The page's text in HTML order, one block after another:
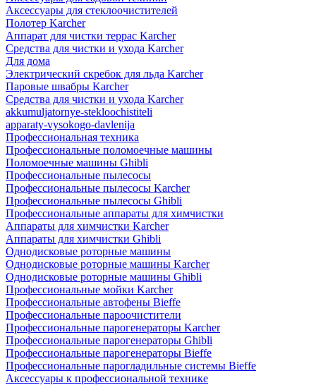
Аксессуары для стеклоочистителей
Полотер Karcher
Аппарат для чистки террас Karcher
Средства для чистки и ухода Karcher
Для дома
Электрический скребок для льда Karcher
Паровые швабры Karcher
Средства для чистки и ухода Karcher
akkumuljatornye-stekloochistiteli
apparaty-vysokogo-davlenija
Профессиональная техника
Профессиональные поломоечные машины
Поломоечные машины Ghibli
Профессиональные пылесосы
Профессиональные пылесосы Karcher
Профессиональные пылесосы Ghibli
Профессиональные аппараты для химчистки
Аппараты для химчистки Karcher
Аппараты для химчистки Ghibli
Однодисковые роторные машины
Однодисковые роторные машины Karcher
Однодисковые роторные машины Ghibli
Профессиональные мойки Karcher
Профессиональные автофены Bieffe
Профессиональные пароочистители
Профессиональные парогенераторы Karcher
Профессиональные парогенераторы Ghibli
Профессиональные парогенераторы Bieffe
Профессиональные парогладильные системы Bieffe
Аксессуары к профессиональной технике